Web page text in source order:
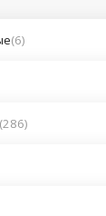
(6)
(286)